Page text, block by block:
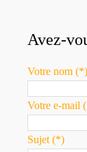
Avez-
Votre nom (*)
Votre e-mail
Sujet (*)